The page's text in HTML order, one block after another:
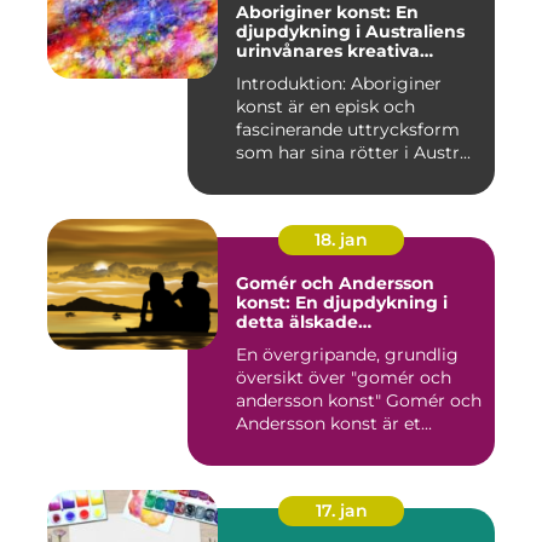
Aboriginer konst: En
djupdykning i Australiens
urinvånares kreativa
Introduktion: Aboriginer
konst är en episk och
fascinerande uttrycksform
som har sina rötter i Austr...
18. jan
Gomér och Andersson
konst: En djupdykning i
detta älskade
En övergripande, grundlig
översikt över "gomér och
andersson konst" Gomér och
Andersson konst är et...
17. jan